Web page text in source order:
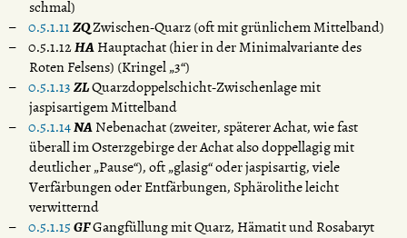
schmal)
0.5.1.11ZQZwischen-Quarz (oft mit grünlichem Mittelband)
0.5.1.12HAHauptachat (hier in der Minimalvariante des
Roten Felsens) (Kringel „3“)
0.5.1.13ZLQuarzdoppelschicht-Zwischenlage mit
jaspisartigem Mittelband
0.5.1.14NANebenachat (zweiter, späterer Achat, wie fast
überall im Osterzgebirge der Achat also doppellagig mit
deutlicher „Pause“), oft „glasig“ oder jaspisartig, viele
Verfärbungen oder Entfärbungen, Sphärolithe leicht
verwitternd
0.5.1.15GFGangfüllung mit Quarz, Hämatit und Rosabaryt